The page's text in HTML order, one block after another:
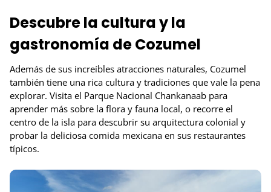
Descubre la cultura y la
gastronomía de Cozumel
Además de sus increíbles atracciones naturales, Cozumel
también tiene una rica cultura y tradiciones que vale la pena
explorar. Visita el Parque Nacional Chankanaab para
aprender más sobre la flora y fauna local, o recorre el
centro de la isla para descubrir su arquitectura colonial y
probar la deliciosa comida mexicana en sus restaurantes
típicos.